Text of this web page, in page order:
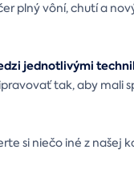
plný vôní, chutí a
jednotlivými
tak, aby mali
si niečo iné z našej